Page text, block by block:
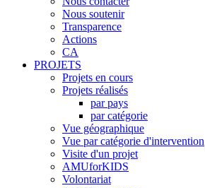
Nous soutenir
Transparence
Actions
CA
PROJETS
Projets en cours
Projets réalisés
par pays
par catégorie
Vue géographique
Vue par catégorie d'intervention
Visite d'un projet
AMUforKIDS
Volontariat